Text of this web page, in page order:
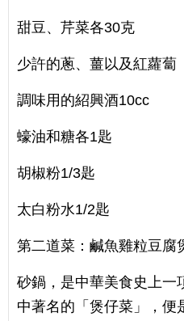
甜豆、芹菜各30克
少許的蔥、薑以及紅蘿蔔
調味用的紹興酒10cc
蠔油和糖各1匙
胡椒粉1/3匙
太白粉水1/2匙
第二道菜：鹹魚雞粒豆腐
砂鍋，是中華美食史上一
中著名的「煲仔菜」，便